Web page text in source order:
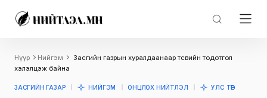
Нүүр Нийгэм
Засгийн газрын хуралдаанаар төсвийн тодотгол
хэлэлцэж байна
ЗАСГИЙН ГАЗАР НИЙГЭМ ОНЦЛОХ НИЙТЛЭЛ УЛС ТӨР